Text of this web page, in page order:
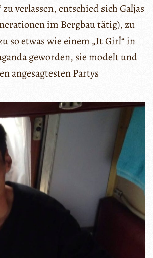
verlassen, entschied sich Galjas
im Bergbau tätig), zu
so etwas wie einem „It Girl“ in
geworden, sie modelt und
angesagtesten Partys